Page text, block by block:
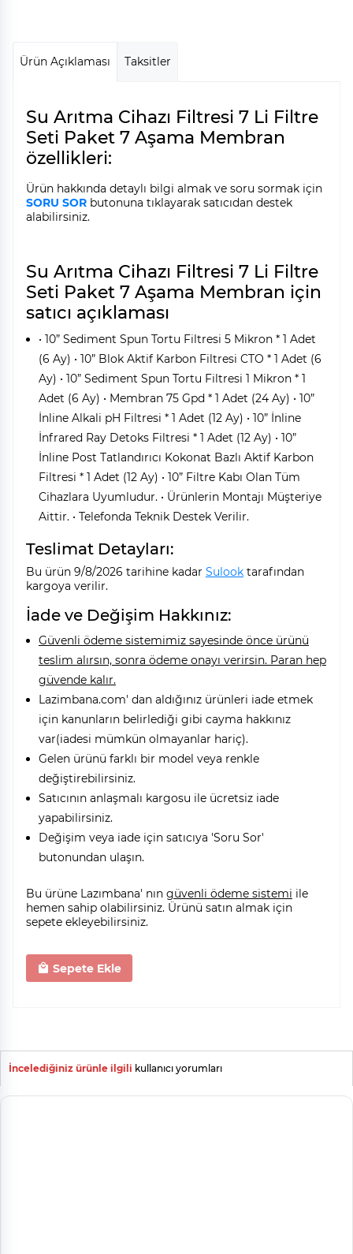
Ürün Açıklaması Taksitler
Su Arıtma Cihazı Filtresi 7 Li Filtre
Seti Paket 7 Aşama Membran
özellikleri:
Ürün hakkında detaylı bilgi almak ve soru sormak için
SORU SOR butonuna tıklayarak satıcıdan destek
alabilirsiniz.
Su Arıtma Cihazı Filtresi 7 Li Filtre
Seti Paket 7 Aşama Membran için
satıcı açıklaması
• 10” Sediment Spun Tortu Filtresi 5 Mikron * 1 Adet
(6 Ay) • 10” Blok Aktif Karbon Filtresi CTO * 1 Adet (6
Ay) • 10” Sediment Spun Tortu Filtresi 1 Mikron * 1
Adet (6 Ay) • Membran 75 Gpd * 1 Adet (24 Ay) • 10”
İnline Alkali pH Filtresi * 1 Adet (12 Ay) • 10” İnline
İnfrared Ray Detoks Filtresi * 1 Adet (12 Ay) • 10”
İnline Post Tatlandırıcı Kokonat Bazlı Aktif Karbon
Filtresi * 1 Adet (12 Ay) • 10” Filtre Kabı Olan Tüm
Cihazlara Uyumludur. • Ürünlerin Montajı Müşteriye
Aittir. • Telefonda Teknik Destek Verilir.
Teslimat Detayları:
Bu ürün 9/8/2026 tarihine kadar Sulook tarafından
kargoya verilir.
İade ve Değişim Hakkınız:
Güvenli ödeme sistemimiz sayesinde önce ürünü
teslim alırsın, sonra ödeme onayı verirsin. Paran hep
güvende kalır.
Lazimbana.com' dan aldığınız ürünleri iade etmek
için kanunların belirlediği gibi cayma hakkınız
var(iadesi mümkün olmayanlar hariç).
Gelen ürünü farklı bir model veya renkle
değiştirebilirsiniz.
Satıcının anlaşmalı kargosu ile ücretsiz iade
yapabilirsiniz.
Değişim veya iade için satıcıya 'Soru Sor'
butonundan ulaşın.
Bu ürüne Lazımbana' nın güvenli ödeme sistemi ile
hemen sahip olabilirsiniz. Ürünü satın almak için
sepete ekleyebilirsiniz.
Sepete Ekle
İncelediğiniz ürünle ilgili kullanıcı yorumları